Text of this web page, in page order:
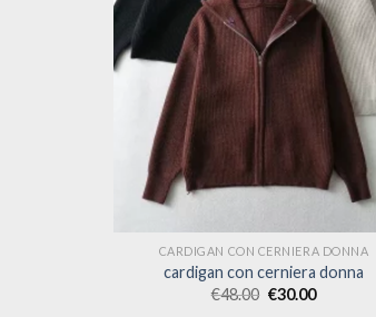
CARDIGAN CON CERNIERA DONNA
cardigan con cerniera donna
€48.00 €30.00